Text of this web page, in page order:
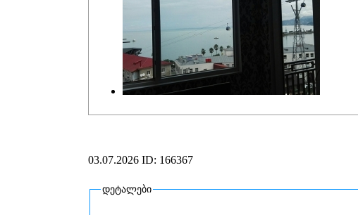
03.07.2026 ID: 166367
დეტალები